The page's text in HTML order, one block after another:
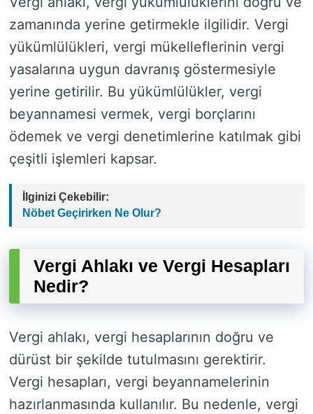
zamanında yerine getirmekle ilgilidir. Vergi
yükümlülükleri, vergi mükelleflerinin vergi
yasalarına uygun davranış göstermesiyle
yerine getirilir. Bu yükümlülükler, vergi
beyannamesi vermek, vergi borçlarını
ödemek ve vergi denetimlerine katılmak gibi
çeşitli işlemleri kapsar.
İlginizi Çekebilir:
Nöbet Geçirirken Ne Olur?
Vergi Ahlakı ve Vergi Hesapları
Nedir?
Vergi ahlakı, vergi hesaplarının doğru ve
dürüst bir şekilde tutulmasını gerektirir.
Vergi hesapları, vergi beyannamelerinin
hazırlanmasında kullanılır. Bu nedenle, vergi